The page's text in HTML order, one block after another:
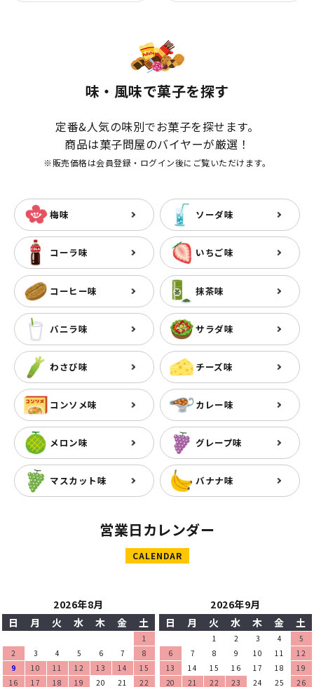
味・風味で菓子を探す
定番&人気の味別でお菓子を探せます。
商品は菓子問屋のバイヤーが厳選！
※販売価格は会員登録・ログイン後にご覧いただけます。
梅味 ソーダ味
コーラ味 いちご味
コーヒー味 抹茶味
バニラ味 サラダ味
わさび味 チーズ味
コンソメ味 カレー味
メロン味 グレープ味
マスカット味 バナナ味
営業日カレンダー
CALENDAR
2026年8月
日
月 火 水 木 金 土
1
2
3 4 5 6 7
8
9
10 11 12 13 14
15
16
17 18 19 20 21
22
2026年9月
日
月 火 水 木 金 土
1 2 3 4
5
6
7 8 9 10 11
12
13
14 15 16 17 18
19
20
21 22 23 24 25
26